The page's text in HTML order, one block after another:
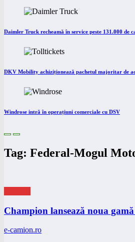
Daimler Truck recheamă în service peste 131.000 de
DKV Mobility achiziționează pachetul majoritar de
Windrose intră în operațiuni comerciale cu DSV
Tag: Federal-Mogul
Champion lansează noua
e-camion.ro